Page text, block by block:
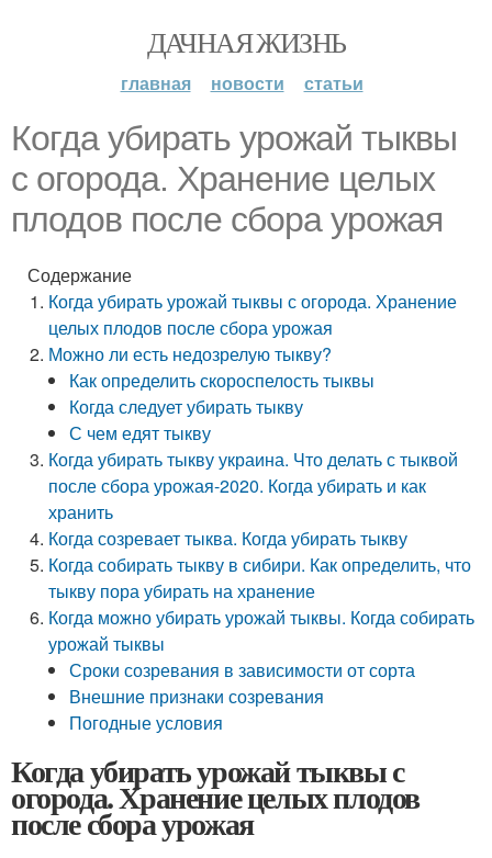
ДАЧНАЯ ЖИЗНЬ
главная новости статьи
Когда убирать урожай тыквы
с огорода. Хранение целых
плодов после сбора урожая
Содержание
Когда убирать урожай тыквы с огорода. Хранение
целых плодов после сбора урожая
Можно ли есть недозрелую тыкву?
Как определить скороспелость тыквы
Когда следует убирать тыкву
С чем едят тыкву
Когда убирать тыкву украина. Что делать с тыквой
после сбора урожая-2020. Когда убирать и как
хранить
Когда созревает тыква. Когда убирать тыкву
Когда собирать тыкву в сибири. Как определить, что
тыкву пора убирать на хранение
Когда можно убирать урожай тыквы. Когда собирать
урожай тыквы
Сроки созревания в зависимости от сорта
Внешние признаки созревания
Погодные условия
Когда убирать урожай тыквы с
огорода. Хранение целых плодов
после сбора урожая